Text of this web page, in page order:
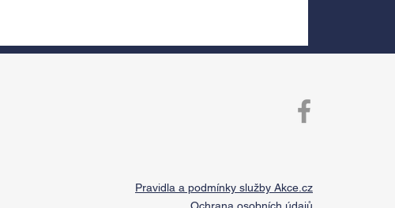
Pravidla a podmínky služby Akce.cz